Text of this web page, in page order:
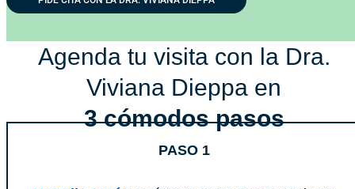
Agenda tu visita con la Dra.
Viviana Dieppa en
3 cómodos pasos
PASO 1